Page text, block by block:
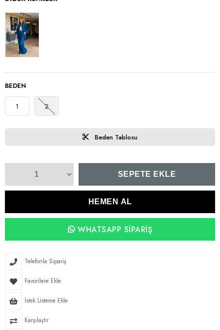
BEDEN
1 2
Beden Tablosu
WHATSAPP SIPARIŞ
Telefonla Sipariş
Favorilere Ekle
İstek Listeme Ekle
Karşılaştır